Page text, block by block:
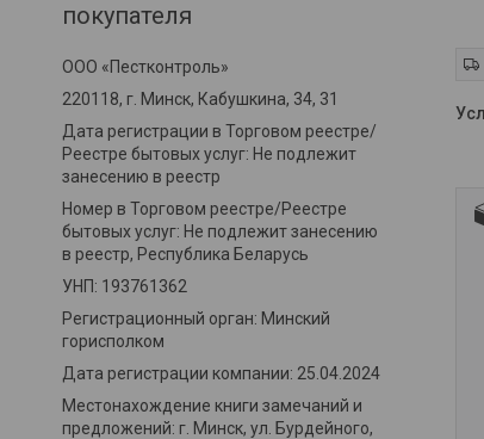
покупателя
ООО «Пестконтроль»
220118, г. Минск, Кабушкина, 34, 31
Дата регистрации в Торговом реестре/
Реестре бытовых услуг: Не подлежит
занесению в реестр
Номер в Торговом реестре/Реестре
бытовых услуг: Не подлежит занесению
в реестр, Республика Беларусь
УНП: 193761362
Регистрационный орган: Минский
горисполком
Дата регистрации компании: 25.04.2024
Местонахождение книги замечаний и
предложений: г. Минск, ул. Бурдейного,